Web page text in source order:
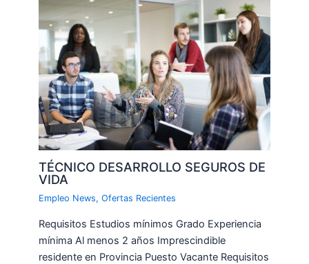
TÉCNICO DESARROLLO SEGUROS DE
VIDA
Empleo News,Ofertas Recientes
Requisitos Estudios mínimos Grado Experiencia
mínima Al menos 2 años Imprescindible
residente en Provincia Puesto Vacante Requisitos